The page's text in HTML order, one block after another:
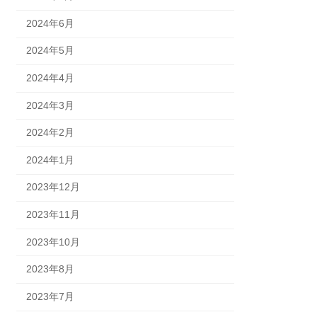
2024年6月
2024年5月
2024年4月
2024年3月
2024年2月
2024年1月
2023年12月
2023年11月
2023年10月
2023年8月
2023年7月